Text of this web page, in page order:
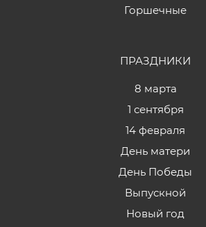
Горшечные
ПРАЗДНИКИ
8 марта
1 сентября
14 февраля
День матери
День Победы
Выпускной
Новый год